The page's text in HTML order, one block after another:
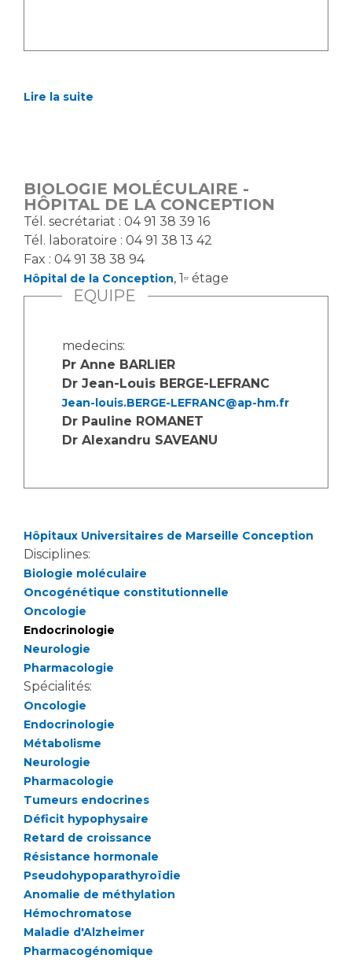
Maternité Hôpital Nord
Vos représentants
La Commission Des Usagers (CDU)
Le projet des usagers
Qualité
Sécurité
Les recherches en santé à l’AP-HM
Lieu de santé sans tabac
Plateforme d'Expertise Maladies Rares
Communiqués de presse
Dossiers de presse
Médiathèque
Fournisseurs
Liste des marchés conclus
Documents utiles
Lire la suite
BIOLOGIE MOLÉCULAIRE -
HÔPITAL DE LA CONCEPTION
Tél. secrétariat : 04 91 38 39 16
Tél. laboratoire : 04 91 38 13 42
Fax : 04 91 38 38 94
Hôpital de la Conception, 1 er étage
EQUIPE
medecins:
Pr Anne BARLIER
Dr Jean-Louis BERGE-LEFRANC
Jean-louis.BERGE-LEFRANC@ap-hm.fr
Dr Pauline ROMANET
Dr Alexandru SAVEANU
Hôpitaux Universitaires de Marseille Conception
Disciplines:
Biologie moléculaire
Oncogénétique constitutionnelle
Oncologie
Endocrinologie
Neurologie
Pharmacologie
Spécialités:
Oncologie
Endocrinologie
Métabolisme
Neurologie
Pharmacologie
Tumeurs endocrines
Déficit hypophysaire
Retard de croissance
Résistance hormonale
Pseudohypoparathyroïdie
Anomalie de méthylation
Hémochromatose
Maladie d'Alzheimer
Pharmacogénomique